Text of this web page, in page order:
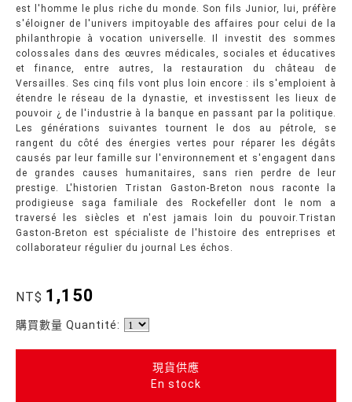
est l'homme le plus riche du monde. Son fils Junior, lui, préfère
s'éloigner de l'univers impitoyable des affaires pour celui de la
philanthropie à vocation universelle. Il investit des sommes
colossales dans des œuvres médicales, sociales et éducatives
et finance, entre autres, la restauration du château de
Versailles. Ses cinq fils vont plus loin encore : ils s'emploient à
étendre le réseau de la dynastie, et investissent les lieux de
pouvoir ¿ de l'industrie à la banque en passant par la politique.
Les générations suivantes tournent le dos au pétrole, se
rangent du côté des énergies vertes pour réparer les dégâts
causés par leur famille sur l'environnement et s'engagent dans
de grandes causes humanitaires, sans rien perdre de leur
prestige. L'historien Tristan Gaston-Breton nous raconte la
prodigieuse saga familiale des Rockefeller dont le nom a
traversé les siècles et n'est jamais loin du pouvoir.Tristan
Gaston-Breton est spécialiste de l'histoire des entreprises et
collaborateur régulier du journal Les échos.
NT$ 1,150
購買數量 Quantité:
現貨供應
En stock